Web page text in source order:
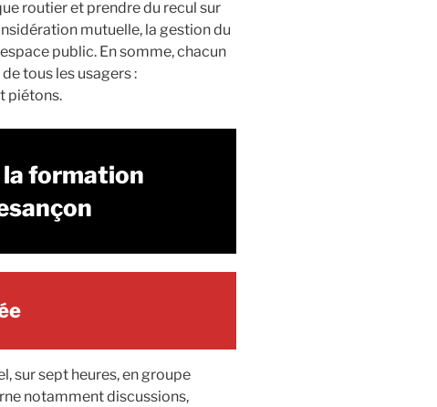
routier et prendre du recul sur
mutuelle, la gestion du
public. En somme, chacun
tous les usagers :
piétons.
formation
sur sept heures, en groupe
notamment discussions,